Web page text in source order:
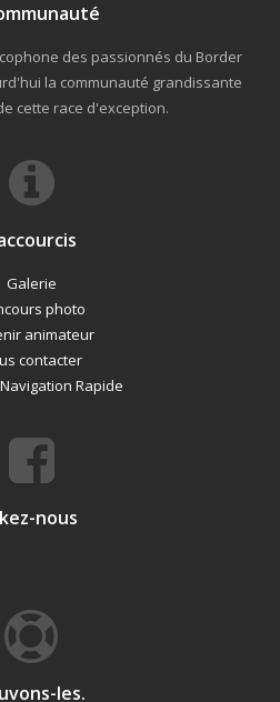
des passionnés du Border
la communauté grandissante
cette race d'exception.
Galerie
photo
animateur
contacter
Navigation Rapide
nous
les.